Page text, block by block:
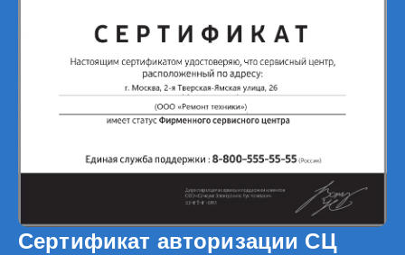
Сертификат авторизации СЦ